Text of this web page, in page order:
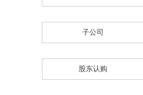
恭喜闻*餐饮注销成功
恭喜六*贸易成功代账
恭喜著*生物科技高新申报成功
子公司
股东认购